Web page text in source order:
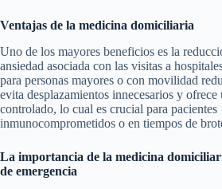
Ventajas de la medicina domiciliaria
Uno de los mayores beneficios es la
ansiedad asociada con las visitas a
para personas mayores o con movilidad
evita desplazamientos innecesarios y ofrece
controlado, lo cual es crucial para pacientes
inmunocomprometidos o en tiempos de
La importancia de la medicina
de emergencia